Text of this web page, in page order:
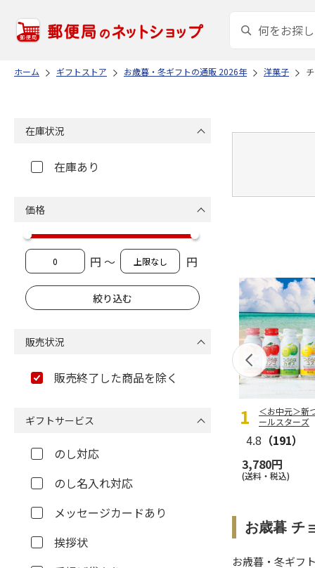
ホーム ギフトストア お歳暮・冬ギフトの通販 2026年 洋菓子
＜お中元＞新
ールスターズ
4.8 （191）
3,780円
(送料・税込)
お歳暮 チ
お歳暮・冬ギフ
在庫状況
在庫あり
価格
円 ～ 円
販売状況
販売終了した商品を除く
ギフトサービス
のし対応
のし名入れ対応
メッセージカードあり
挨拶状